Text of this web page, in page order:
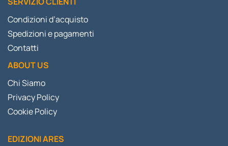
Condizioni d’acquisto
Spedizioni e pagamenti
Contatti
ABOUT US
Chi Siamo
Privacy Policy
Cookie Policy
EDIZIONI ARES